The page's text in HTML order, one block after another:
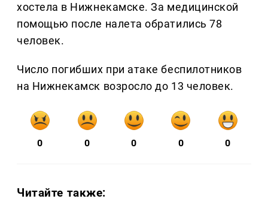
хостела в Нижнекамске. За медицинской
помощью после налета обратились 78
человек.
Число погибших при атаке беспилотников
на Нижнекамск возросло до 13 человек.
0 0 0 0 0
Читайте также: